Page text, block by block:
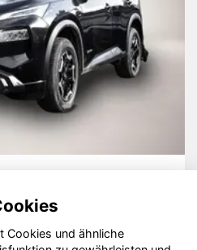
Cookies und ähnliche